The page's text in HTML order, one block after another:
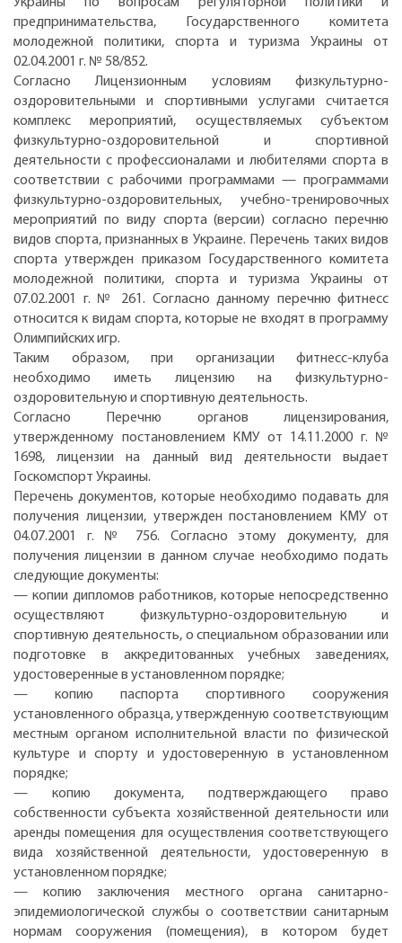
предпринимательства, Государственного комитета
молодежной политики, спорта и туризма Украины от
02.04.2001 г. № 58/852.
Согласно Лицензионным условиям физкультурно-
оздоровительными и спортивными услугами считается
комплекс мероприятий, осуществляемых субъектом
физкультурно-оздоровительной и спортивной
деятельности с профессионалами и любителями спорта в
соответствии с рабочими программами — программами
физкультурно-оздоровительных, учебно-тренировочных
мероприятий по виду спорта (версии) согласно перечню
видов спорта, признанных в Украине. Перечень таких видов
спорта утвержден приказом Государственного комитета
молодежной политики, спорта и туризма Украины от
07.02.2001 г. № 261. Согласно данному перечню фитнесс
относится к видам спорта, которые не входят в программу
Олимпийских игр.
Таким образом, при организации фитнесс-клуба
необходимо иметь лицензию на физкультурно-
оздоровительную и спортивную деятельность.
Согласно Перечню органов лицензирования,
утвержденному постановлением КМУ от 14.11.2000 г. №
1698, лицензии на данный вид деятельности выдает
Госкомспорт Украины.
Перечень документов, которые необходимо подавать для
получения лицензии, утвержден постановлением КМУ от
04.07.2001 г. № 756. Согласно этому документу, для
получения лицензии в данном случае необходимо подать
следующие документы:
— копии дипломов работников, которые непосредственно
осуществляют физкультурно-оздоровительную и
спортивную деятельность, о специальном образовании или
подготовке в аккредитованных учебных заведениях,
удостоверенные в установленном порядке;
— копию паспорта спортивного сооружения
установленного образца, утвержденную соответствующим
местным органом исполнительной власти по физической
культуре и спорту и удостоверенную в установленном
порядке;
— копию документа, подтверждающего право
собственности субъекта хозяйственной деятельности или
аренды помещения для осуществления соответствующего
вида хозяйственной деятельности, удостоверенную в
установленном порядке;
— копию заключения местного органа санитарно-
эпидемиологической службы о соответствии санитарным
нормам сооружения (помещения), в котором будет